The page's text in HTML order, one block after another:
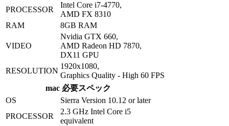
PROCESSOR
Intel Core i7-4770,
AMD FX 8310
RAM
8GB RAM
VIDEO
Nvidia GTX 660,
AMD Radeon HD 7870,
DX11 GPU
RESOLUTION
1920x1080,
Graphics Quality - High 60 FPS
mac 必要スペック
OS
Sierra Version 10.12 or later
PROCESSOR
2.3 GHz Intel Core i5
equivalent